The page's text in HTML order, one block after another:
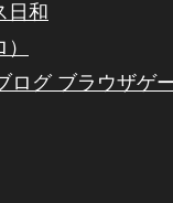
日和